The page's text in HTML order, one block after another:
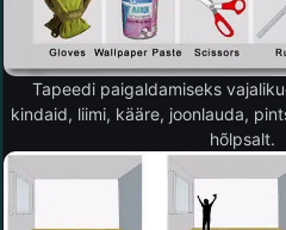
Tapeedi paigaldamiseks
kindaid, liimi, kääre, joonlauda,
hõlpsalt.